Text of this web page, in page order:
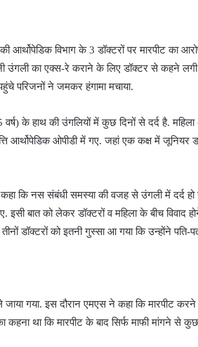
आर्थोपेडिक विभाग के 3 डॉक्टरों पर मारपीट का
उंगली का एक्स-रे कराने के लिए डॉक्टर से कहने
परिजनों ने जमकर हंगामा मचाया.
वर्ष) के हाथ की उंगलियों में कुछ दिनों से दर्द है.
आर्थोपेडिक ओपीडी में गए. जहां एक कक्ष में जूनियर
कहा कि नस संबंधी समस्या की वजह से उंगली में दर्द
बात को लेकर डॉक्टरों व महिला के बीच विवाद
डॉक्टरों को इतनी गुस्सा आ गया कि उन्होंने पति-
गया. इस दौरान एमएस ने कहा कि मारपीट
था कि मारपीट के बाद सिर्फ माफी मांगने से कुछ